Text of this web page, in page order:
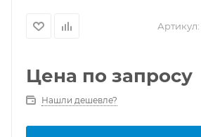
Артикул:
Цена по запросу
Нашли дешевле?